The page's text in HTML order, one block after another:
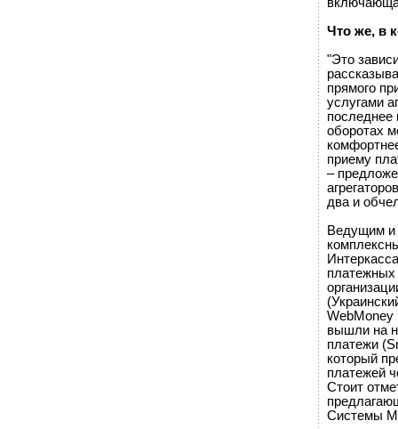
Что же, в
"Это
прямого
услугами
последнее
оборотах
приему
–
два и
Ведущим и
платежных
WebMoney
вышли на
платежи
который
платежей
Стоит
Системы